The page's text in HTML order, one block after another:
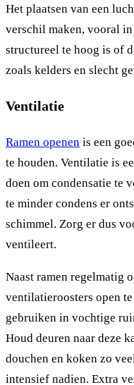
Het plaatsen van een
verschil maken, vooral
structureel te hoog is of
zoals kelders en slecht
Ventilatie
Ramen openen is een
te houden. Ventilatie is
doen om condensatie te
te minder condens er
schimmel. Zorg er dus
ventileert.
Naast ramen regelmatig
ventilatieroosters open
gebruiken in vochtige
Houd deuren naar deze
douchen en koken zo
intensief nadien. Extra